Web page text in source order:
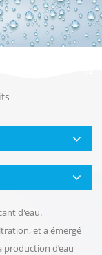
d'eau.
et a émergé
d’eau